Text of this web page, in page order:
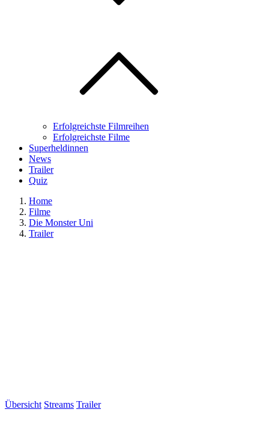
Erfolgreichste Filmreihen
Erfolgreichste Filme
Superheldinnen
News
Trailer
Quiz
Home
Filme
Die Monster Uni
Trailer
Übersicht Streams Trailer